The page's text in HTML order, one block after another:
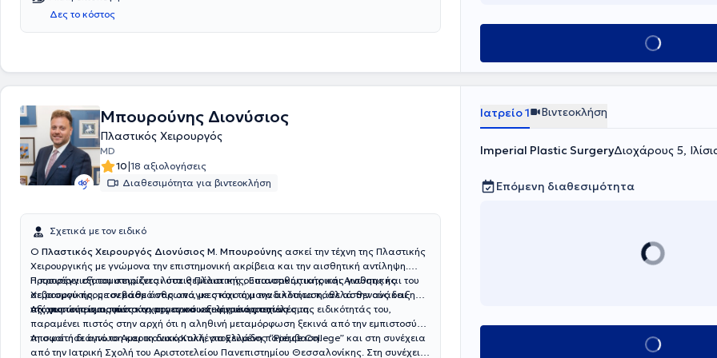
Δες το κόστος
Κλείσε ραντεβού
Μπουρούνης Διονύσιος
Πλαστικός Χειρουργός
MD
10|18 αξιολογήσεις
Διαθεσιμότητα για βιντεοκλήση
Σχετικά με τον ειδικό
Ο Πλαστικός Χειρουργός Διονύσιος Μ. Μπουρούνης ασκεί την τέχνη της Πλαστικής
Χειρουργικής με γνώμονα την επιστημονική ακρίβεια και την αισθητική αντίληψη.
Προσφέρει εξατομικευμένες λύσεις Πλαστικής, Επανορθωτικής και Αισθητικής
Χειρουργικής, με σεβασμό στις ανάγκες και τη μοναδικότητα κάθε ασθενούς και
στόχος του είναι πάντα το αρμονικό και φυσικό αποτέλεσμα.
Η προσέγγισή του στηρίζεται στα θεμέλια της ουσιαστικής ιατρικής γνώσης και του
σεβασμού προς τον κάθε άνθρωπο, με στόχο όχι την αλλοίωση, αλλά την ανάδειξη
της φυσικής ομορφιάς και της προσωπικής ισορροπίας.
Αξιοποιώντας τις πιο σύγχρονες και εξελιγμένες τεχνικές της ειδικότητάς του,
παραμένει πιστός στην αρχή ότι η αληθινή μεταμόρφωση ξεκινά από την εμπιστοσύνη,
τη σωστή διάγνωση και τη διακριτική, στοχευμένη παρέμβαση.
Αποφοίτησε από το Αμερικανικό Κολλέγιο Ελλάδος “Pierce College” και στη συνέχεια
από την Ιατρική Σχολή του Αριστοτελείου Πανεπιστημίου Θεσσαλονίκης. Στη συνέχεια
Ιατρείο 1 Βιντεοκλήση
Imperial Plastic SurgeryΔιοχάρους 5,
Επόμενη διαθεσιμότητα
Κλείσε ραντεβού